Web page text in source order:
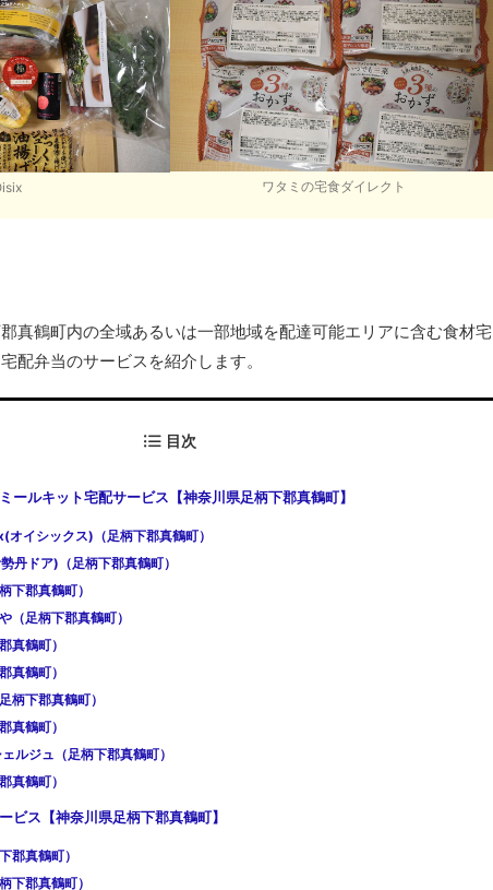
ワタミの宅食ダイレクト
真鶴町内の全域あるいは一部地域を配達可能エリアに含む食材宅
配弁当のサービスを紹介します。
目次
ールキット宅配サービス【神奈川県足柄下郡真鶴町】
オイシックス)（足柄下郡真鶴町）
丹ドア)（足柄下郡真鶴町）
下郡真鶴町）
（足柄下郡真鶴町）
真鶴町）
真鶴町）
柄下郡真鶴町）
真鶴町）
ルジュ（足柄下郡真鶴町）
真鶴町）
ビス【神奈川県足柄下郡真鶴町】
郡真鶴町）
下郡真鶴町）